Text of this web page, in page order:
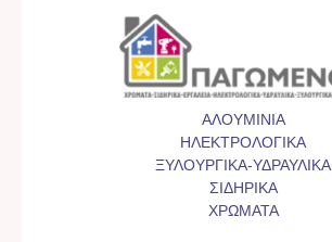
ΑΛΟΥΜΙΝΙΑ
ΗΛΕΚΤΡΟΛΟΓΙΚΑ
ΞΥΛΟΥΡΓΙΚΑ-ΥΔΡΑΥΛΙΚΑ
ΣΙΔΗΡΙΚΑ
ΧΡΩΜΑΤΑ